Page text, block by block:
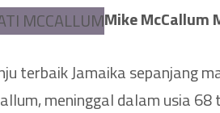
Mike McCallum
terbaik Jamaika sepanjang
meninggal dalam usia